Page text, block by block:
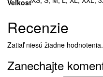
Veľkosť
Recenzie
Zatiaľ niesú žiadne hodnotenia.
Zanechajte